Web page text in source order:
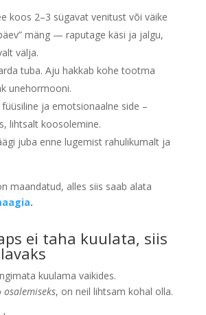
koos 2–3 sügavat venitust või väike
mäng — raputage käsi ja jalgu,
välja.
tuba. Aju hakkab kohe tootma
unehormooni.
ja emotsionaalne side –
lihtsalt koosolemine.
juba enne lugemist rahulikumalt ja
maandatud, alles siis saab alata
.
ei taha kuulata, siis
kuulama vaikides.
osalemiseks, on neil lihtsam kohal olla.